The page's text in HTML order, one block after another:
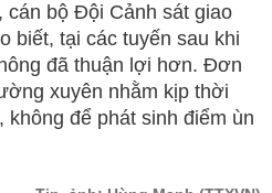
cán bộ Đội Cảnh sát giao
biết, tại các tuyến sau khi
đã thuận lợi hơn. Đơn
xuyên nhằm kịp thời
không để phát sinh điểm ùn